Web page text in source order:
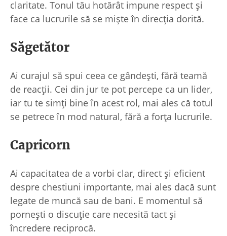
claritate. Tonul tău hotărât impune respect și
face ca lucrurile să se miște în direcția dorită.
Săgetător
Ai curajul să spui ceea ce gândești, fără teamă
de reacții. Cei din jur te pot percepe ca un lider,
iar tu te simți bine în acest rol, mai ales că totul
se petrece în mod natural, fără a forța lucrurile.
Capricorn
Ai capacitatea de a vorbi clar, direct și eficient
despre chestiuni importante, mai ales dacă sunt
legate de muncă sau de bani. E momentul să
pornești o discuție care necesită tact și
încredere reciprocă.